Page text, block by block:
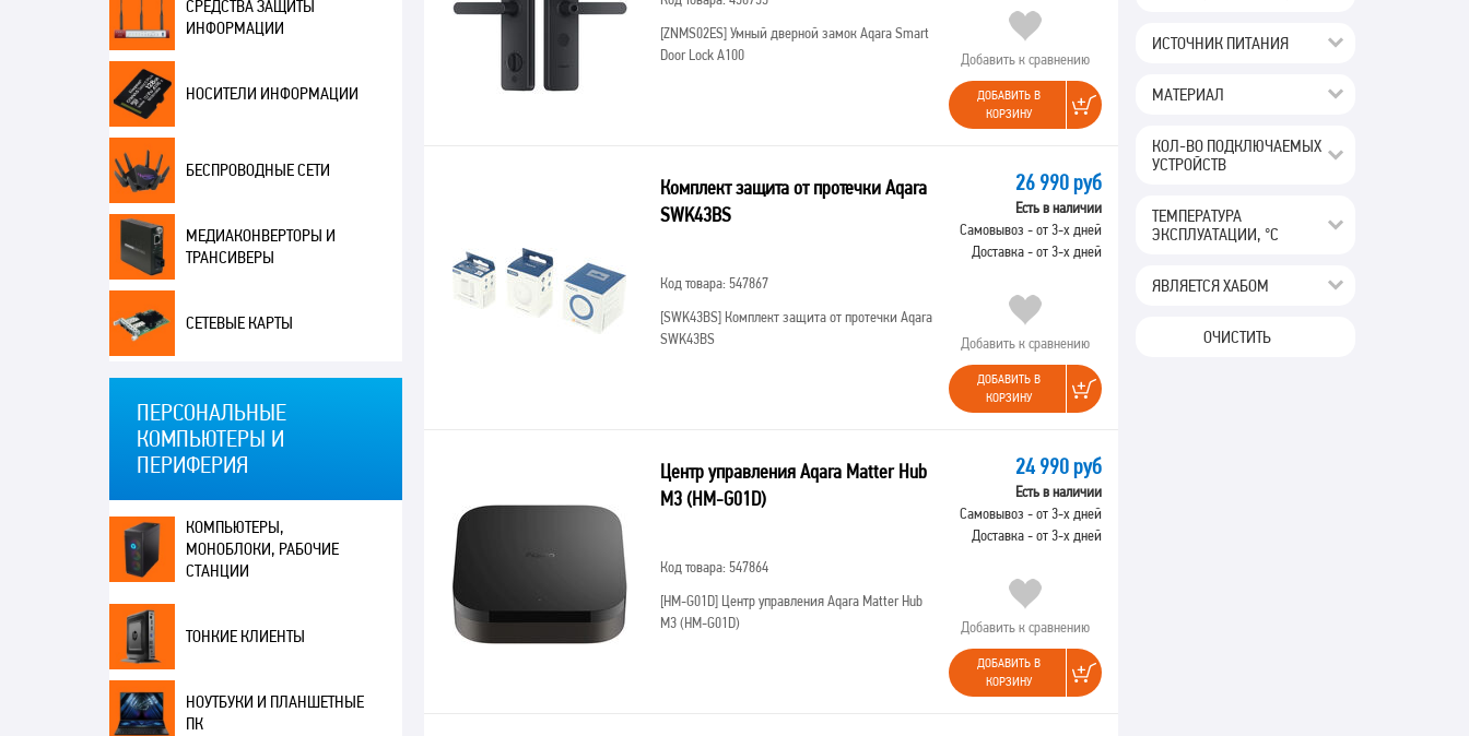
СРЕДСТВА ЗАЩИТЫ
ИНФОРМАЦИИ
НОСИТЕЛИ ИНФОРМАЦИИ
БЕСПРОВОДНЫЕ СЕТИ
МЕДИАКОНВЕРТОРЫ И
ТРАНСИВЕРЫ
СЕТЕВЫЕ КАРТЫ
ПЕРСОНАЛЬНЫЕ
КОМПЬЮТЕРЫ И
ПЕРИФЕРИЯ
КОМПЬЮТЕРЫ,
МОНОБЛОКИ, РАБОЧИЕ
СТАНЦИИ
ТОНКИЕ КЛИЕНТЫ
НОУТБУКИ И ПЛАНШЕТНЫЕ
ПК
ИСТОЧНИК ПИТАНИЯ
МАТЕРИАЛ
КОЛ-ВО ПОДКЛЮЧАЕМЫХ
УСТРОЙСТВ
ТЕМПЕРАТУРА
ЭКСПЛУАТАЦИИ, °C
ЯВЛЯЕТСЯ ХАБОМ
ОЧИСТИТЬ
[ZNMS02ES]Умный дверной замок Aqara Smart
Door Lock A100
Добавить к сравнению
ДОБАВИТЬ В
КОРЗИНУ
Комплект защита от протечки Aqara
SWK43BS
Код товара: 547867
[SWK43BS]Комплект защита от протечки Aqara
SWK43BS
26 990 руб
Есть в наличии
Самовывоз - от 3-х дней
Доставка - от 3-х дней
Добавить к сравнению
ДОБАВИТЬ В
КОРЗИНУ
Центр управления Aqara Matter Hub
M3 (HM-G01D)
Код товара: 547864
[HM-G01D]Центр управления Aqara Matter Hub
M3 (HM-G01D)
24 990 руб
Есть в наличии
Самовывоз - от 3-х дней
Доставка - от 3-х дней
Добавить к сравнению
ДОБАВИТЬ В
КОРЗИНУ